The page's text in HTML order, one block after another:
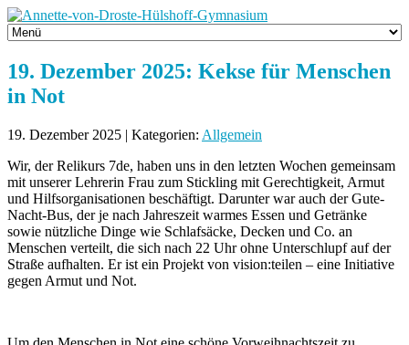
19. Dezember 2025: Kekse für Menschen
in Not
19. Dezember 2025 | Kategorien: Allgemein
Wir, der Relikurs 7de, haben uns in den letzten Wochen gemeinsam
mit unserer Lehrerin Frau zum Stickling mit Gerechtigkeit, Armut
und Hilfsorganisationen beschäftigt. Darunter war auch der Gute-
Nacht-Bus, der je nach Jahreszeit warmes Essen und Getränke
sowie nützliche Dinge wie Schlafsäcke, Decken und Co. an
Menschen verteilt, die sich nach 22 Uhr ohne Unterschlupf auf der
Straße aufhalten. Er ist ein Projekt von vision:teilen – eine Initiative
gegen Armut und Not.